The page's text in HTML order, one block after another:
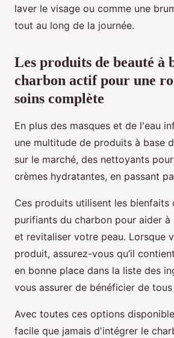
laver le visage ou comme une
tout au long de la journée.
Les produits de beauté à
charbon actif pour une
soins complète
En plus des masques et de l'eau
une multitude de produits à base
sur le marché, des nettoyants
crèmes hydratantes, en passant
Ces produits utilisent les bienfaits
purifiants du charbon pour aider
et revitaliser votre peau. Lorsque
produit, assurez-vous qu’il
en bonne place dans la liste des
vous assurer de bénéficier de
Avec toutes ces options
facile que jamais d'intégrer le